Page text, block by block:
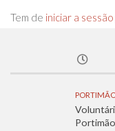
Tem de iniciar a sessão
Portimão